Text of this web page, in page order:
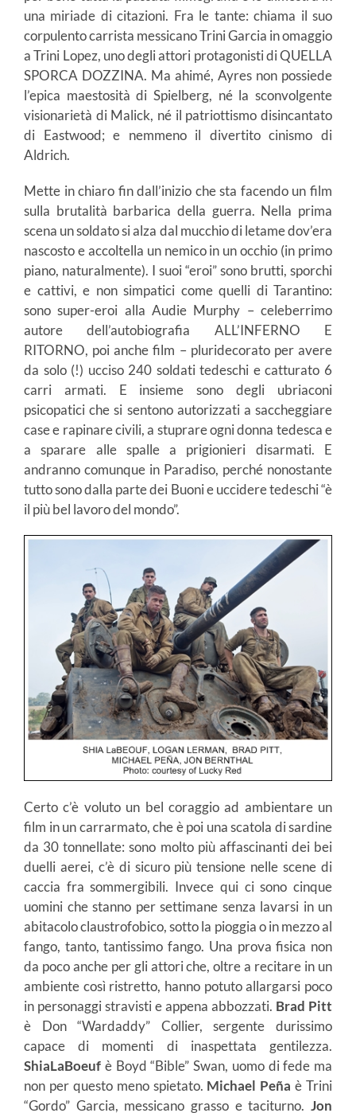
una miriade di citazioni. Fra le tante: chiama il suo
corpulento carrista messicano Trini Garcia in omaggio
a Trini Lopez, uno degli attori protagonisti di QUELLA
SPORCA DOZZINA. Ma ahimé, Ayres non possiede
l’epica maestosità di Spielberg, né la sconvolgente
visionarietà di Malick, né il patriottismo disincantato
di Eastwood; e nemmeno il divertito cinismo di
Aldrich.
Mette in chiaro fin dall’inizio che sta facendo un film
sulla brutalità barbarica della guerra. Nella prima
scena un soldato si alza dal mucchio di letame dov’era
nascosto e accoltella un nemico in un occhio (in primo
piano, naturalmente). I suoi “eroi” sono brutti, sporchi
e cattivi, e non simpatici come quelli di Tarantino:
sono super-eroi alla Audie Murphy – celeberrimo
autore dell’autobiografia ALL’INFERNO E
RITORNO, poi anche film – pluridecorato per avere
da solo (!) ucciso 240 soldati tedeschi e catturato 6
carri armati. E insieme sono degli ubriaconi
psicopatici che si sentono autorizzati a saccheggiare
case e rapinare civili, a stuprare ogni donna tedesca e
a sparare alle spalle a prigionieri disarmati. E
andranno comunque in Paradiso, perché nonostante
tutto sono dalla parte dei Buoni e uccidere tedeschi “è
il più bel lavoro del mondo”.
Certo c’è voluto un bel coraggio ad ambientare un
film in un carrarmato, che è poi una scatola di sardine
da 30 tonnellate: sono molto più affascinanti dei bei
duelli aerei, c’è di sicuro più tensione nelle scene di
caccia fra sommergibili. Invece qui ci sono cinque
uomini che stanno per settimane senza lavarsi in un
abitacolo claustrofobico, sotto la pioggia o in mezzo al
fango, tanto, tantissimo fango. Una prova fisica non
da poco anche per gli attori che, oltre a recitare in un
ambiente così ristretto, hanno potuto allargarsi poco
in personaggi stravisti e appena abbozzati. Brad Pitt
è Don “Wardaddy” Collier, sergente durissimo
capace di momenti di inaspettata gentilezza.
ShiaLaBoeuf è Boyd “Bible” Swan, uomo di fede ma
non per questo meno spietato. Michael Peña è Trini
“Gordo” Garcia, messicano grasso e taciturno. Jon